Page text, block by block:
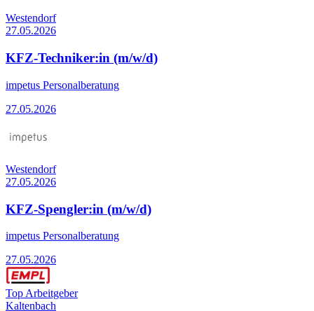
Westendorf
27.05.2026
KFZ-Techniker:in (m/w/d)
impetus Personalberatung
27.05.2026
Westendorf
27.05.2026
KFZ-Spengler:in (m/w/d)
impetus Personalberatung
27.05.2026
Top Arbeitgeber
Kaltenbach